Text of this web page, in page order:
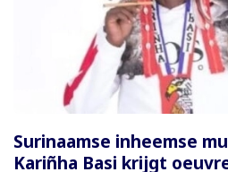
Surinaamse inheemse
Kariñha Basi krijgt